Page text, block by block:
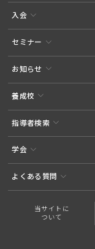
入会
セミナー
お知らせ
養成校
指導者検索
学会
よくある質問
当サイトに
ついて